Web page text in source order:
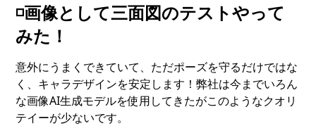
◽️画像として三面図のテストやって
みた！
意外にうまくできていて、ただポーズを守るだけではな
く、キャラデザインを安定します！弊社は今までいろん
な画像AI生成モデルを使用してきたがこのようなクオリ
テイーが少ないです。